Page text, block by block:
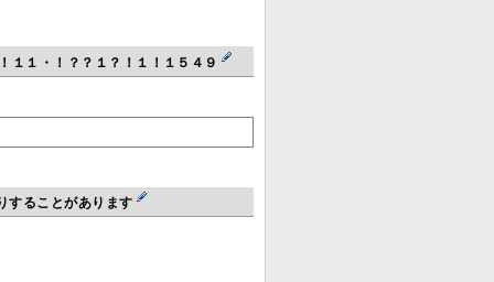
１１・！？？１？！１！１５４９
することがあります